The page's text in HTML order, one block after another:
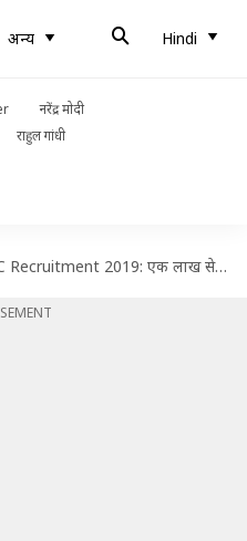
अन्य Hindi
नरेंद्र मोदी
राहुल गांधी
2019: एक लाख से भी अधिक सैलरी वाले पद के लिए करें आवेदन